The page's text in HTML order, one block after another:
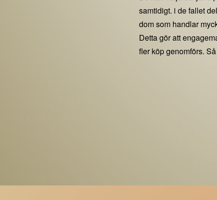
samtidigt. i de fallet
dom som handlar
Detta gör att
fler köp genomförs.